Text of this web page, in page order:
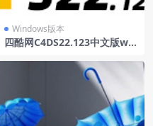
Windows版本
四酷网C4DS22.123中文版win